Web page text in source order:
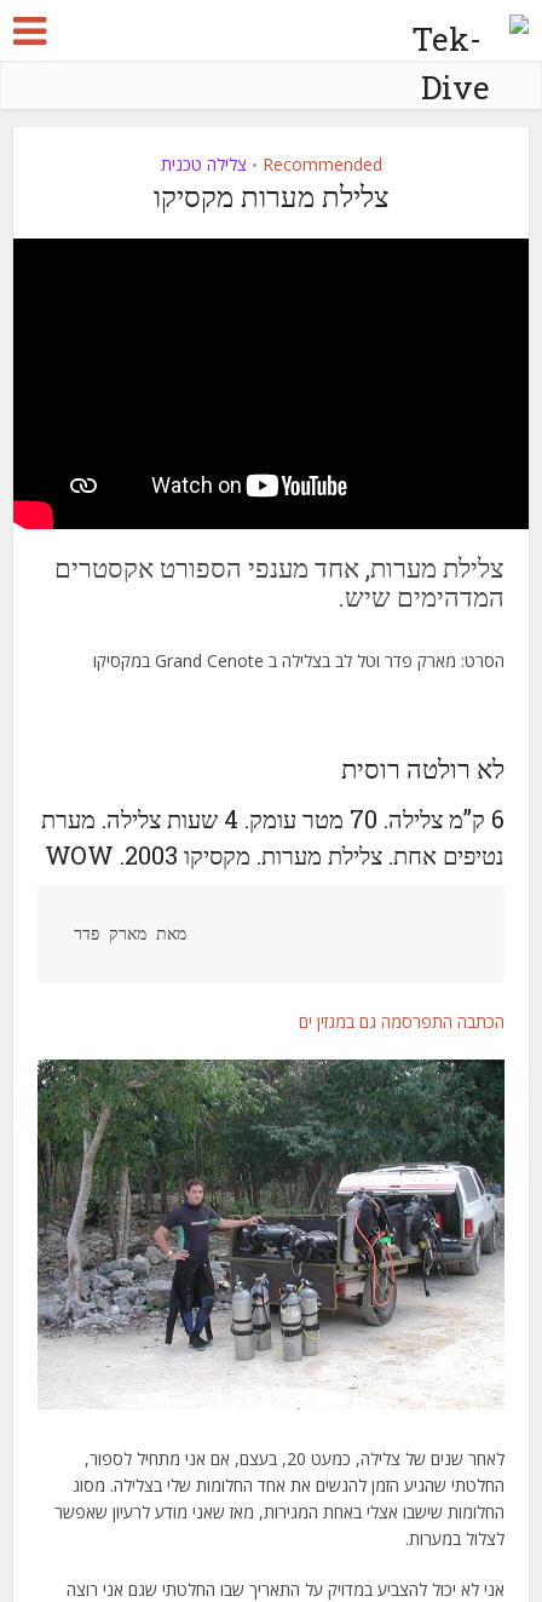
Recommended
• צלילה טכנית
צלילת מערות מקסיקו
צלילת מערות, אחד מענפי הספורט אקסטרים
המדהימים שיש.
הסרט: מארק פדר וטל לב בצלילה ב Grand Cenote במקסיקו
לא רולטה רוסית
6 ק”מ צלילה. 70 מטר עומק. 4 שעות צלילה. מערת
נטיפים אחת. צלילת מערות. מקסיקו 2003. WOW
מאת מארק פדר
הכתבה התפרסמה גם במגזין ים
לאחר שנים של צלילה, כמעט 20, בעצם, אם אני מתחיל לספור,
החלטתי שהגיע הזמן להגשים את אחד החלומות שלי בצלילה. מסוג
החלומות שישבו אצלי באחת המגירות, מאז שאני מודע לרעיון שאפשר
לצלול במערות.
אני לא יכול להצביע במדויק על התאריך שבו החלטתי שגם אני רוצה